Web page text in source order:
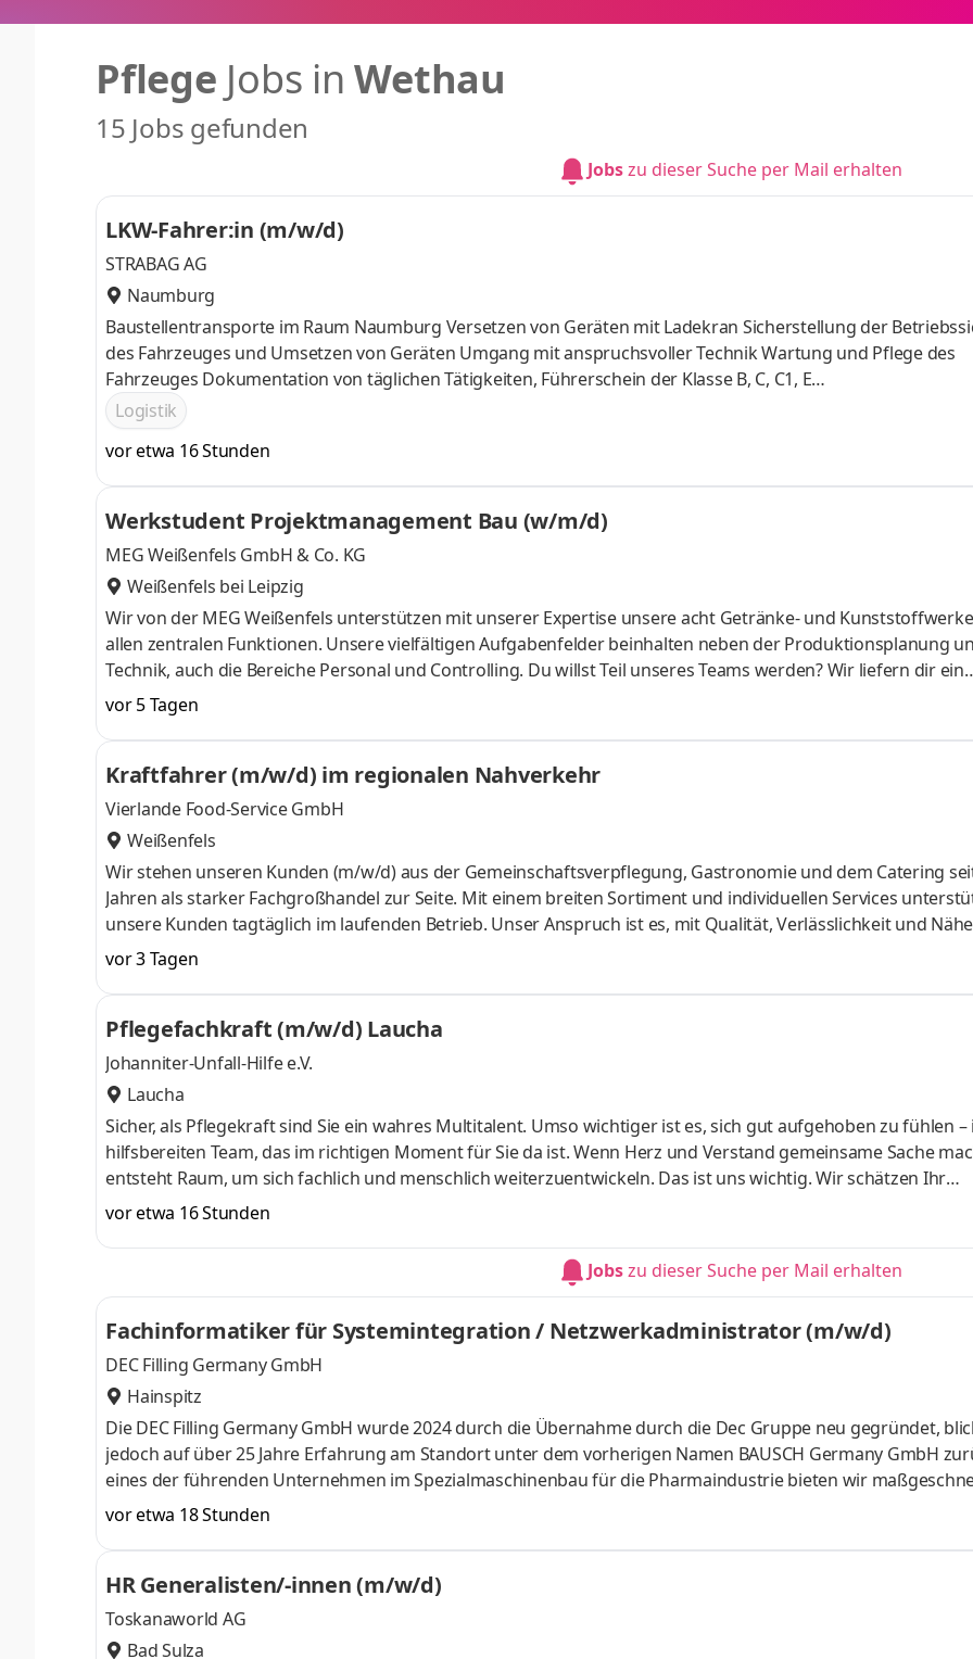
Pflege Jobs inWethau
15 Jobs gefunden
Jobszu dieser Suche per Mail erhalten
LKW-Fahrer:in (m/w/d)
STRABAG AG
Naumburg
Baustellentransporte im Raum Naumburg Versetzen von Geräten mit Ladekran Sicherstellung der
des Fahrzeuges und Umsetzen von Geräten Umgang mit anspruchsvoller Technik Wartung und Pflege des
Fahrzeuges Dokumentation von täglichen Tätigkeiten, Führerschein der Klasse B, C, C1, E
Fahrerqualifizierungsnachweis Ladekranschein erforderlich Deutschkenntnisse in Wort und Schrift
Eigenverantwortung, Flexibilität, Zuverlässigkeit und Belastbarkeit
Logistik
vor etwa 16 Stunden
Werkstudent Projektmanagement Bau (w/m/d)
MEG Weißenfels GmbH & Co. KG
Weißenfels bei Leipzig
Wir von der MEG Weißenfels unterstützen mit unserer Expertise unsere acht Getränke- und
allen zentralen Funktionen. Unsere vielfältigen Aufgabenfelder beinhalten neben der Produktionsplanung
Technik, auch die Bereiche Personal und Controlling. Du willst Teil unseres Teams werden? Wir liefern dir ein
innovatives Arbeitsumfeld mit nachhaltigen Entwicklungschancen. Werkstudent Projektmanagement Bau (w/
Einsatzbereich: Bau Ort: Weißenfels Job-ID: 18399 Aufgaben Unterstützung des Projektmanagements vor Ort
Überwachung der Bauausführung und der Einhaltung von Qualitätsstandards Mitarbeit an der Erstellung
des Terminplans sowie der Überwachung von Meil
vor 5 Tagen
Kraftfahrer (m/w/d) im regionalen Nahverkehr
Vierlande Food-Service GmbH
Weißenfels
Wir stehen unseren Kunden (m/w/d) aus der Gemeinschaftsverpflegung, Gastronomie und dem Catering
Jahren als starker Fachgroßhandel zur Seite. Mit einem breiten Sortiment und individuellen Services
unsere Kunden tagtäglich im laufenden Betrieb. Unser Anspruch ist es, mit Qualität, Verlässlichkeit und
überzeugen. Wir bieten dir die Chance, Teil eines engagierten Teams zu werden, spannende Aufgaben zu
übernehmen und dich in einem abwechslungsreichen Markt weiterzuentwickeln – persönlich und beruflich.
suchen zum nächstmöglichen Zeitpunkt einen zuverlässigen Kraftfahrer (m/w/d), der unsere Kunden
freundlich beliefert – bei planbaren, familie
vor 3 Tagen
Pflegefachkraft (m/w/d) Laucha
Johanniter-Unfall-Hilfe e.V.
Laucha
Sicher, als Pflegekraft sind Sie ein wahres Multitalent. Umso wichtiger ist es, sich gut aufgehoben zu fühlen –
hilfsbereiten Team, das im richtigen Moment für Sie da ist. Wenn Herz und Verstand gemeinsame Sache
entsteht Raum, um sich fachlich und menschlich weiterzuentwickeln. Das ist uns wichtig. Wir schätzen Ihr
Wertebewusstsein ebenso sehr wie Ihre warmherzige Art und bieten Ihnen einen sinnstiftenden Job mit
brutto Besetzungsdatum: zum nächstmöglichen Zeitpunkt Art der Anstellung: Teilzeit Stundenumfang: 30
vor etwa 16 Stunden
Jobszu dieser Suche per Mail erhalten
Fachinformatiker für Systemintegration / Netzwerkadministrator (m/w/d)
DEC Filling Germany GmbH
Hainspitz
Die DEC Filling Germany GmbH wurde 2024 durch die Übernahme durch die Dec Gruppe neu gegründet,
jedoch auf über 25 Jahre Erfahrung am Standort unter dem vorherigen Namen BAUSCH Germany GmbH
eines der führenden Unternehmen im Spezialmaschinenbau für die Pharmaindustrie bieten wir
Lösungen für unsere Kunden und Partner. Als Teil der international agierenden Dec-Gruppe sind wir auf die
den internationalen Markt. Im Zuge unseres kontinuierlichen Wachstums erweitern wir unser Team und
neue Positionen, um unsere erfolgreiche Entwicklung weit
vor etwa 18 Stunden
HR Generalisten/-innen (m/w/d)
Toskanaworld AG
Bad Sulza